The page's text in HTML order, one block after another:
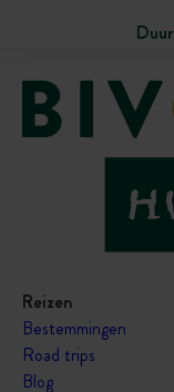
Duur
Reizen
Bestemmingen
Road trips
Blog